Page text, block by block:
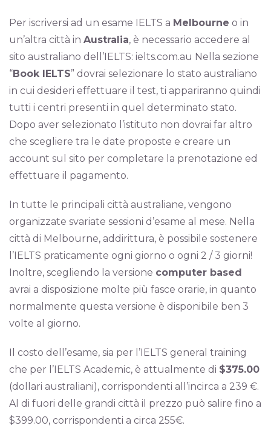
Per iscriversi ad un esame IELTS a Melbourne o in
un’altra città in Australia, è necessario accedere al
sito australiano dell’IELTS: ielts.com.au Nella sezione
“Book IELTS” dovrai selezionare lo stato australiano
in cui desideri effettuare il test, ti appariranno quindi
tutti i centri presenti in quel determinato stato.
Dopo aver selezionato l’istituto non dovrai far altro
che scegliere tra le date proposte e creare un
account sul sito per completare la prenotazione ed
effettuare il pagamento.
In tutte le principali città australiane, vengono
organizzate svariate sessioni d’esame al mese. Nella
città di Melbourne, addirittura, è possibile sostenere
l’IELTS praticamente ogni giorno o ogni 2 / 3 giorni!
Inoltre, scegliendo la versione computer based
avrai a disposizione molte più fasce orarie, in quanto
normalmente questa versione è disponibile ben 3
volte al giorno.
Il costo dell’esame, sia per l’IELTS general training
che per l’IELTS Academic, è attualmente di $375.00
(dollari australiani), corrispondenti all’incirca a 239 €.
Al di fuori delle grandi città il prezzo può salire fino a
$399.00, corrispondenti a circa 255€.